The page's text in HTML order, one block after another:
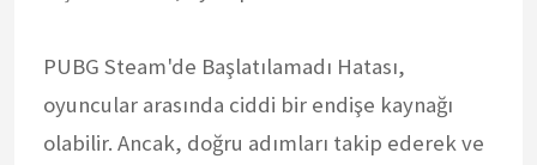
PUBG Steam'de Başlatılamadı Hatası,
oyuncular arasında ciddi bir endişe kaynağı
olabilir. Ancak, doğru adımları takip ederek ve